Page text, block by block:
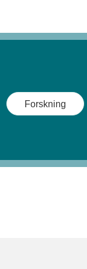
Forskning